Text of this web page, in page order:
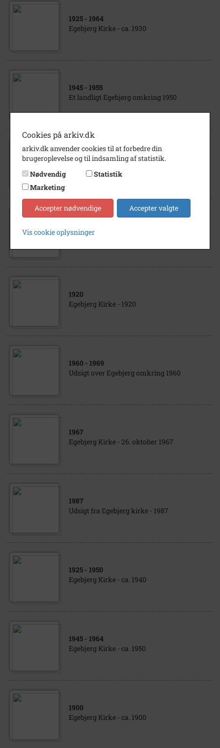
1925 - 1964
Egebjerg Kirke - ca. 1930
1945 - 1955
Et landligt Egebjerg omkring 1950
1967
Interiør, Egebjerg Kirke - 1935
1920
Egebjerg Kirke - 1920
1960 - 1969
Udsigt over Egebjerg omkring 1960
1967
Egebjerg Kirke - 26. oktober 1967
1987
Udsigt fra Egebjerg kirke - 1987
1925 - 1950
Egebjerg Kirke - ca. 1940
1945 - 1964
Egebjerg Kirke - ca. 1950
1900
Egebjerg Kirke - ca. 1900
Cookies på arkiv.dk
arkiv.dk anvender cookies til at forbedre din
brugeroplevelse og til indsamling af statistik.
Nødvendig
Statistik
Marketing
Accepter nødvendige Accepter valgte
Vis cookie oplysninger